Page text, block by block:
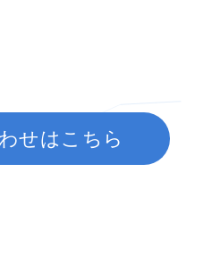
せはこちら